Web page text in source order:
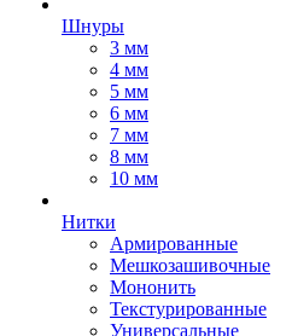
Шнуры
3 мм
4 мм
5 мм
6 мм
7 мм
8 мм
10 мм
Нитки
Армированные
Мешкозашивочные
Мононить
Текстурированные
Универсальные